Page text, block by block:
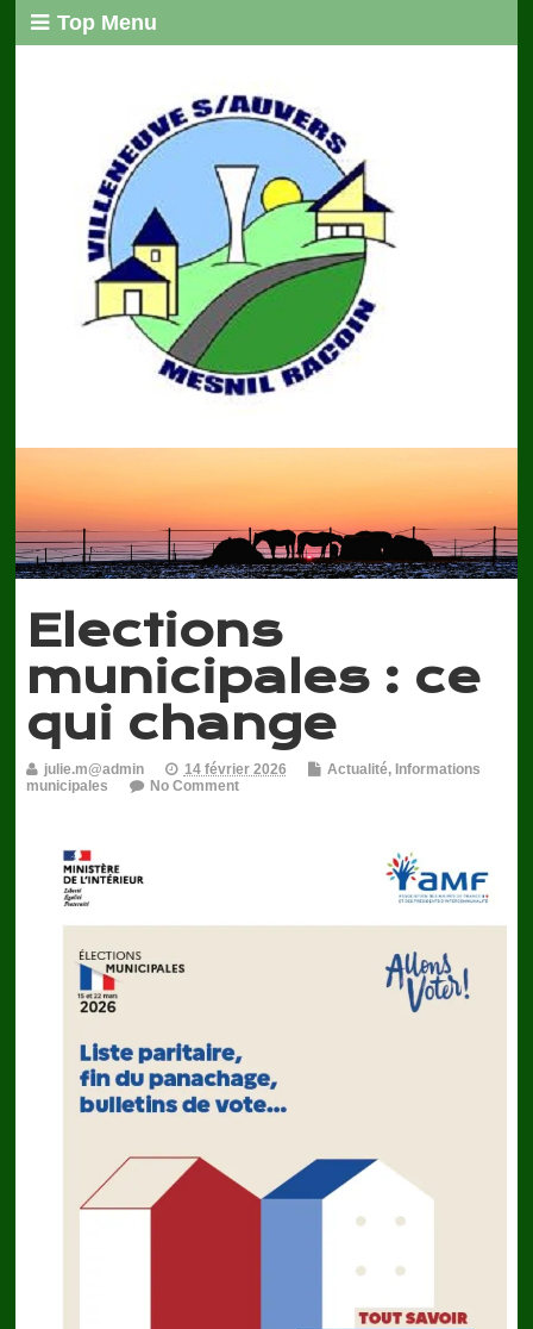
Top Menu
Elections
municipales : ce
qui change
julie.m@admin 14 février 2026 Actualité, Informations
municipales
No Comment